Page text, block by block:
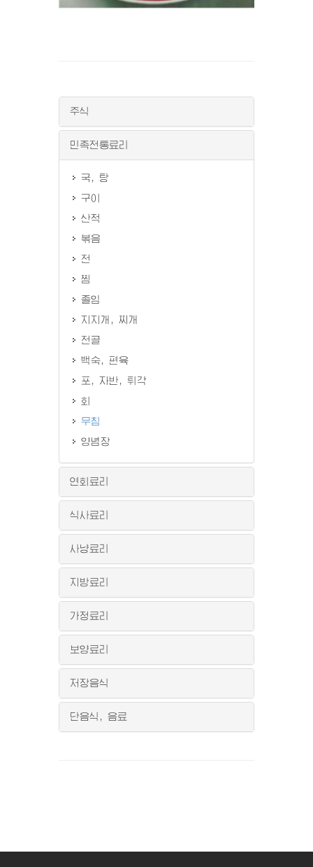
주식
민족전통료리
국, 탕
구이
산적
볶음
전
찜
졸임
지지개, 찌개
전골
백숙, 편육
포, 자반, 튀각
회
무침
양념장
연회료리
식사료리
사냥료리
지방료리
가정료리
보양료리
저장음식
단음식, 음료